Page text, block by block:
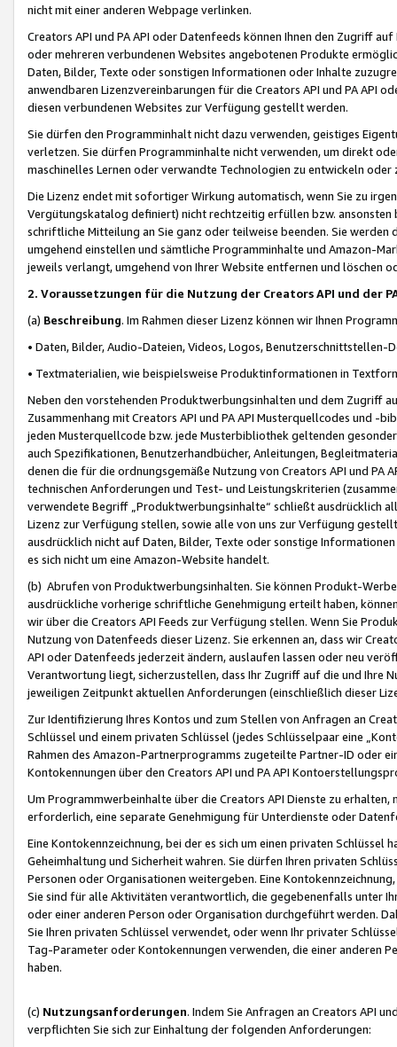
nicht mit einer anderen Webpage verlinken.
Creators API und PA API oder Datenfeeds können Ihnen den Zugriff
oder mehreren verbundenen Websites angebotenen Produkte
Daten, Bilder, Texte oder sonstigen Informationen oder Inhalte
anwendbaren Lizenzvereinbarungen für die Creators API und PA API
diesen verbundenen Websites zur Verfügung gestellt werden.
Sie dürfen den Programminhalt nicht dazu verwenden, geistiges
verletzen. Sie dürfen Programminhalte nicht verwenden, um direkt
maschinelles Lernen oder verwandte Technologien zu entwickeln
Die Lizenz endet mit sofortiger Wirkung automatisch, wenn Sie zu
Vergütungskatalog definiert) nicht rechtzeitig erfüllen bzw. ansonsten
schriftliche Mitteilung an Sie ganz oder teilweise beenden. Sie werden
umgehend einstellen und sämtliche Programminhalte und Amazon-
jeweils verlangt, umgehend von Ihrer Website entfernen und löschen
2. Voraussetzungen für die Nutzung der Creators API und der
(a) Beschreibung. Im Rahmen dieser Lizenz können wir Ihnen
• Daten, Bilder, Audio-Dateien, Videos, Logos, Benutzerschnittstellen-
• Textmaterialien, wie beispielsweise Produktinformationen in
Neben den vorstehenden Produktwerbungsinhalten und dem Zugriff
Zusammenhang mit Creators API und PA API Musterquellcodes und
jeden Musterquellcode bzw. jede Musterbibliothek geltenden
auch Spezifikationen, Benutzerhandbücher, Anleitungen,
denen die für die ordnungsgemäße Nutzung von Creators API und PA
technischen Anforderungen und Test- und Leistungskriterien
verwendete Begriff „Produktwerbungsinhalte“ schließt ausdrücklich
Lizenz zur Verfügung stellen, sowie alle von uns zur Verfügung
ausdrücklich nicht auf Daten, Bilder, Texte oder sonstige
es sich nicht um eine Amazon-Website handelt.
(b) Abrufen von Produktwerbungsinhalten. Sie können Produkt-
ausdrückliche vorherige schriftliche Genehmigung erteilt haben,
wir über die Creators API Feeds zur Verfügung stellen. Wenn Sie
Nutzung von Datenfeeds dieser Lizenz. Sie erkennen an, dass wir
API oder Datenfeeds jederzeit ändern, auslaufen lassen oder neu
Verantwortung liegt, sicherzustellen, dass Ihr Zugriff auf die und Ihre
jeweiligen Zeitpunkt aktuellen Anforderungen (einschließlich dieser
Zur Identifizierung Ihres Kontos und zum Stellen von Anfragen an
Schlüssel und einem privaten Schlüssel (jedes Schlüsselpaar eine
Rahmen des Amazon-Partnerprogramms zugeteilte Partner-ID oder
Kontokennungen über den Creators API und PA API
Um Programmwerbeinhalte über die Creators API Dienste zu
erforderlich, eine separate Genehmigung für Unterdienste oder
Eine Kontokennzeichnung, bei der es sich um einen privaten
Geheimhaltung und Sicherheit wahren. Sie dürfen Ihren privaten
Personen oder Organisationen weitergeben. Eine
Sie sind für alle Aktivitäten verantwortlich, die gegebenenfalls unter
oder einer anderen Person oder Organisation durchgeführt werden.
Sie Ihren privaten Schlüssel verwendet, oder wenn Ihr privater
Tag-Parameter oder Kontokennungen verwenden, die einer anderen
haben.
(c) Nutzungsanforderungen. Indem Sie Anfragen an Creators API
verpflichten Sie sich zur Einhaltung der folgenden Anforderungen: